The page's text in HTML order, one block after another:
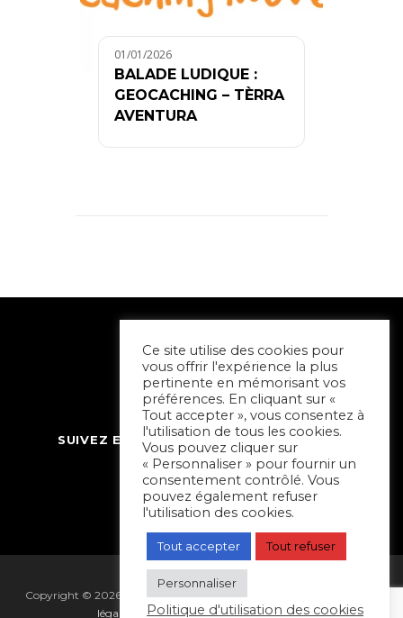
01/01/2026
BALADE LUDIQUE :
GEOCACHING – TÈRRA
AVENTURA
SUIVEZ ET CONTACTEZ SORTIR À NIORT
Copyright © 2026 Sortir à Niort | réalisé par
légales
Gestion des cookies|Plan du site
Ce site utilise des cookies pour
vous offrir l'expérience la plus
pertinente en mémorisant vos
préférences. En cliquant sur «
Tout accepter », vous consentez à
l'utilisation de tous les cookies.
Vous pouvez cliquer sur
« Personnaliser » pour fournir un
consentement contrôlé. Vous
pouvez également refuser
l'utilisation des cookies.
Tout accepter Tout refuser
Personnaliser
Politique d'utilisation des cookies